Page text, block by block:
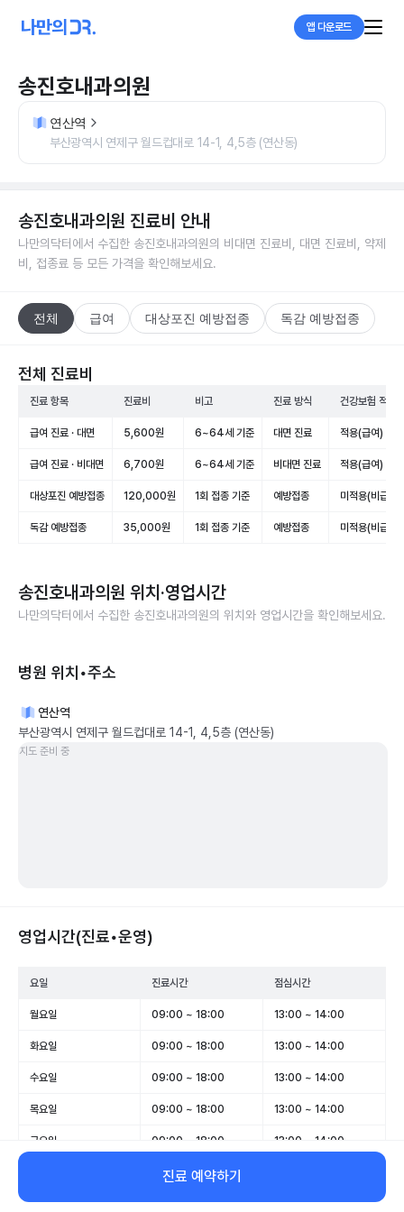
앱 다운로드
송진호내과의원
연산역
부산광역시 연제구 월드컵대로 14-1, 4,5층 (연산동)
송진호내과의원 진료비 안내
나만의닥터에서 수집한 송진호내과의원의 비대면 진료비, 대면 진료비, 약제
비, 접종료 등 모든 가격을 확인해보세요.
전체 급여 대상포진 예방접종 독감 예방접종
전체 진료비
진료 항목 진료비 비고 진료 방식 건강보험 적용
급여 진료 · 대면 5,600원 6~64세 기준 대면 진료 적용(급여)
급여 진료 · 비대면 6,700원 6~64세 기준 비대면 진료 적용(급여)
대상포진 예방접종 120,000원 1회 접종 기준 예방접종 미적용(비급여)
독감 예방접종 35,000원 1회 접종 기준 예방접종 미적용(비급여)
송진호내과의원 위치·영업시간
나만의닥터에서 수집한 송진호내과의원의 위치와 영업시간을 확인해보세요.
병원 위치•주소
연산역
부산광역시 연제구 월드컵대로 14-1, 4,5층 (연산동)
지도 준비 중
영업시간(진료•운영)
요일 진료시간 점심시간
월요일 09:00 ~ 18:00 13:00 ~ 14:00
화요일 09:00 ~ 18:00 13:00 ~ 14:00
수요일 09:00 ~ 18:00 13:00 ~ 14:00
목요일 09:00 ~ 18:00 13:00 ~ 14:00
금요일 09:00 ~ 18:00 13:00 ~ 14:00
09:00 ~ 13:00
일요일 휴무 -
진료 예약하기